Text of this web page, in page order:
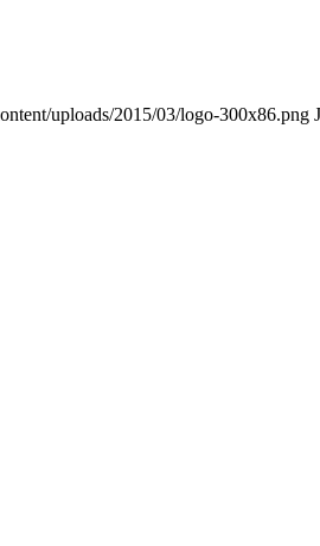
uploads/2015/03/logo-300x86.png